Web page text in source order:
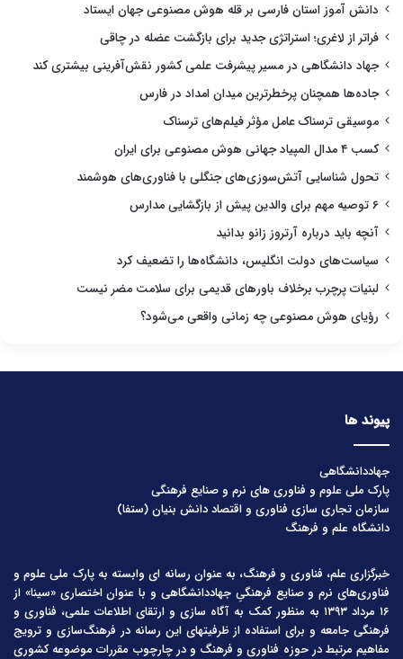
دانش آموز استان فارسی بر قله هوش مصنوعی جهان ایستاد
فراتر از لاغری؛ استراتژی جدید برای بازگشت عضله در چاقی
جهاد دانشگاهی در مسیر پیشرفت علمی کشور نقش‌آفرینی بیشتری کند
جاده‌ها همچنان پرخطرترین میدان امداد در فارس
موسیقی ترسناک عامل مؤثر فیلم‌های ترسناک
کسب ۴ مدال المپیاد جهانی هوش مصنوعی برای ایران
تحول شناسایی آتش‌سوزی‌های جنگلی با فناوری‌های هوشمند
۶ توصیه مهم برای والدین پیش از بازگشایی مدارس
آنچه باید درباره آرتروز زانو بدانید
سیاست‌های دولت انگلیس، دانشگاه‌ها را تضعیف کرد
لبنیات پرچرب برخلاف باورهای قدیمی برای سلامت مضر نیست
رؤیای هوش مصنوعی چه زمانی واقعی می‌شود؟
پیوند ها
جهاددانشگاهی
پارک ملی علوم و فناوری های نرم و صنایع فرهنگی
سازمان تجاری سازی فناوری و اقتصاد دانش بنیان (ستفا)
دانشگاه علم و فرهنگ
خبرگزاری علم، فناوری و فرهنگ، به عنوان رسانه ای وابسته به پارک ملی علوم و
فناوری‌های نرم و صنایع فرهنگیِ جهاددانشگاهی و با عنوان اختصاری «سینا» از
۱۶ مرداد ۱۳۹۳ به منظور کمک به آگاه سازی و ارتقای اطلاعات علمی، فناوری و
فرهنگی جامعه و برای استفاده از ظرفیتهای این رسانه در فرهنگ‌سازی و ترویج
مفاهیم مرتبط در حوزه فناوری و فرهنگ و در چارچوب مقررات موضوعه کشوری